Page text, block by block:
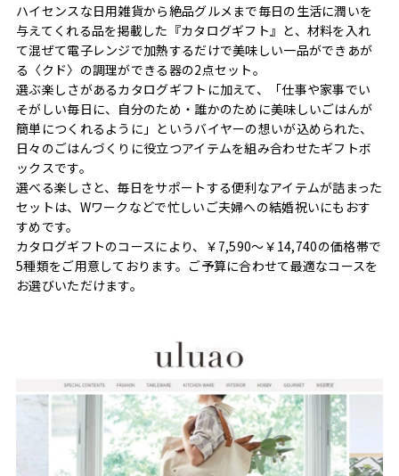
ハイセンスな日用雑貨から絶品グルメまで毎日の生活に潤いを
与えてくれる品を掲載した『カタログギフト』と、材料を入れ
て混ぜて電子レンジで加熱するだけで美味しい一品ができあが
る〈クド〉の調理ができる器の2点セット。
選ぶ楽しさがあるカタログギフトに加えて、「仕事や家事でい
そがしい毎日に、自分のため・誰かのために美味しいごはんが
簡単につくれるように」というバイヤーの想いが込められた、
日々のごはんづくりに役立つアイテムを組み合わせたギフトボ
ックスです。
選べる楽しさと、毎日をサポートする便利なアイテムが詰まった
セットは、Wワークなどで忙しいご夫婦への結婚祝いにもおす
すめです。
カタログギフトのコースにより、￥7,590～￥14,740の価格帯で
5種類をご用意しております。ご予算に合わせて最適なコースを
お選びいただけます。